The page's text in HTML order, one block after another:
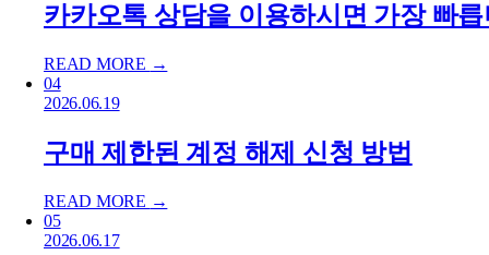
카카오톡 상담을 이용하시면 가장 빠
READ MORE →
04
2026.06.19
구매 제한된 계정 해제 신청 방법
READ MORE →
05
2026.06.17